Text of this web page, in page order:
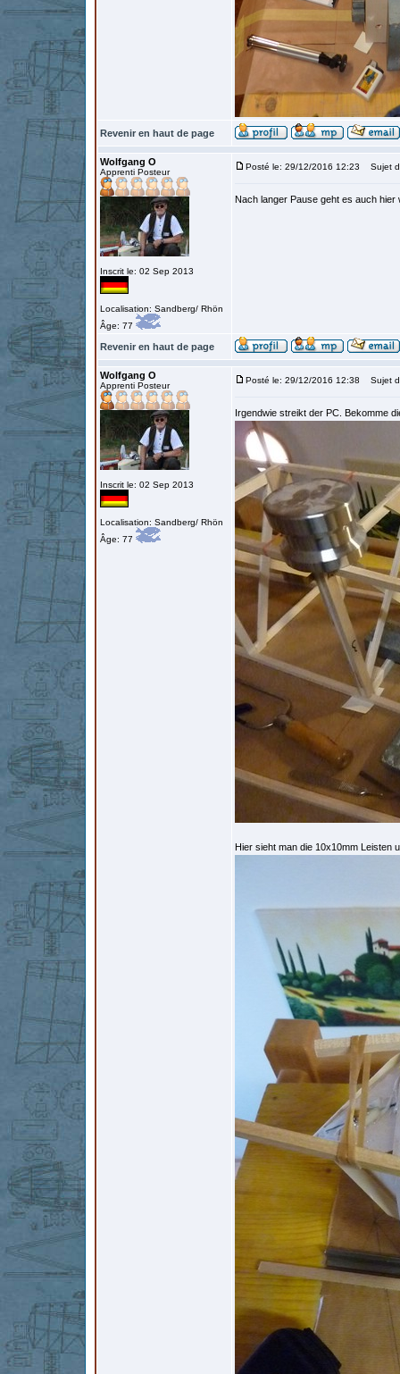
Revenir en haut de page
Wolfgang O
Apprenti Posteur
Inscrit le: 02 Sep 2013
Localisation: Sandberg/ Rhön
Âge: 77
Posté le: 29/12/2016 12:23 Sujet
Nach langer Pause geht es auch
Revenir en haut de page
Wolfgang O
Apprenti Posteur
Inscrit le: 02 Sep 2013
Localisation: Sandberg/ Rhön
Âge: 77
Posté le: 29/12/2016 12:38 Sujet
Irgendwie streikt der PC. Bekomme
Hier sieht man die 10x10mm Leisten